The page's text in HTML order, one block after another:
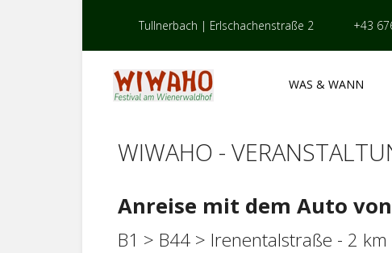
Tullnerbach | Erlschachenstraße 2 +43
WAS & WANN
WIWAHO -
Anreise mit dem Auto
B1 > B44 > Irenentalstraße - 2